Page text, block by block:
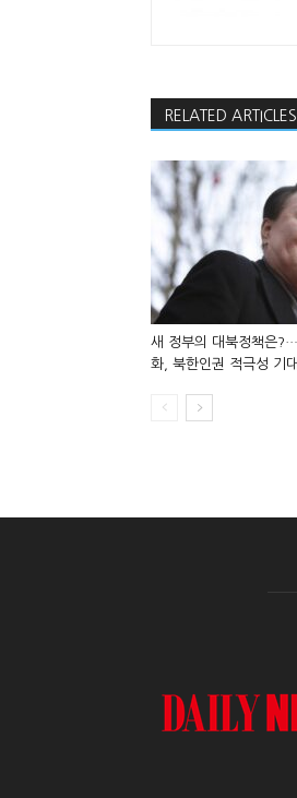
RELATED ARTICLES
새 정부의 대북정책은
화, 북한인권 적극성 기대